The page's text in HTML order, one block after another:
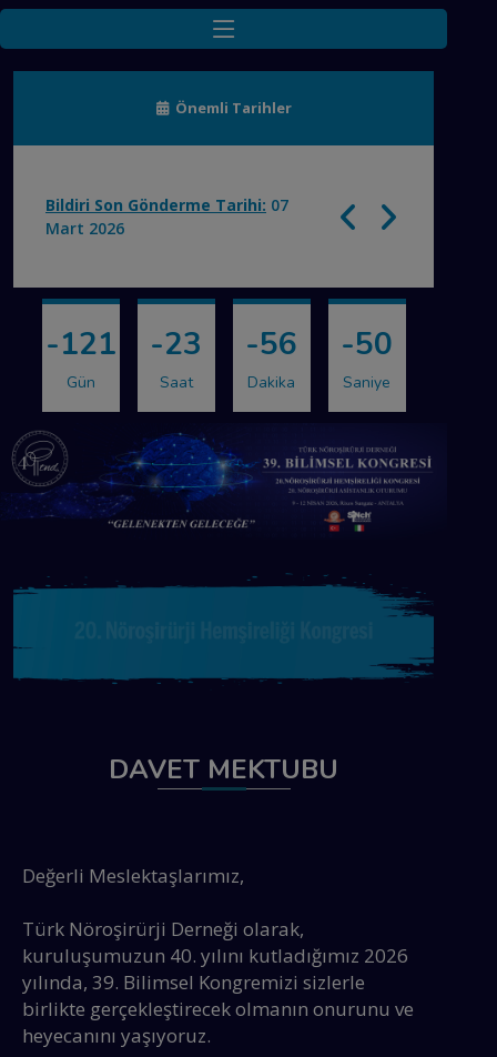
Önemli Tarihler
Bildiri Son Gönderme Tarihi: 07
Mart 2026
-121
Gün
-23
Saat
-56
Dakika
-50
Saniye
DAVET MEKTUBU
Değerli Meslektaşlarımız,
Türk Nöroşirürji Derneği olarak,
kuruluşumuzun 40. yılını kutladığımız 2026
yılında, 39. Bilimsel Kongremizi sizlerle
birlikte gerçekleştirecek olmanın onurunu ve
heyecanını yaşıyoruz.